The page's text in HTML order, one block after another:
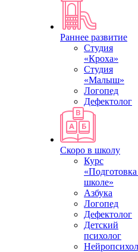
Раннее развитие
Студия
«Кроха»
Студия
«Малыш»
Логопед
Дефектолог
Скоро в школу
Курс
школе»
Азбука
Логопед
Дефектолог
Детский
психолог